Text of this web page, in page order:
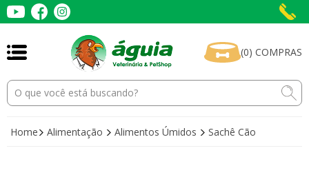
(0) COMPRAS
Home Alimentação Alimentos Úmidos Sachê Cão